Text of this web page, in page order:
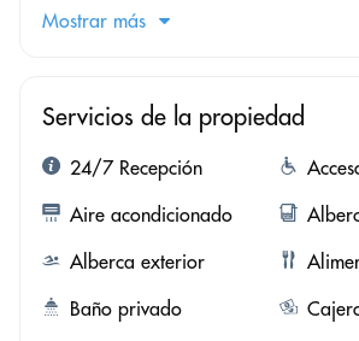
Mostrar más
Servicios de la propiedad
24/7 Recepción
Aire acondicionado
Alberca exterior
Baño privado